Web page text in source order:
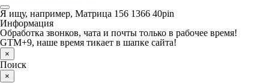
Я ищу, например, Матрица 156 1366 40pin
Информация
Обработка звонков, чата и почты только в рабочее время!
GTM+9, наше время тикает в шапке сайта!
×
Поиск
×